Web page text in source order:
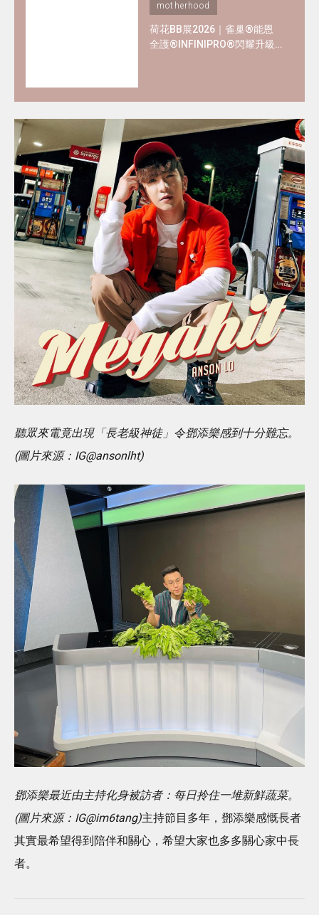
motherhood
荷花BB展2026｜雀巢®能恩
全護®INFINIPRO®閃耀升級
聽眾來電竟出現「長老級神徒」令鄧添樂感到十分難忘。
(圖片來源：IG@ansonlht)
鄧添樂最近由主持化身被訪者：每日拎住一堆新鮮蔬菜。
(圖片來源：IG@im6tang)主持節目多年，鄧添樂感慨長者
其實最希望得到陪伴和關心，希望大家也多多關心家中長
者。